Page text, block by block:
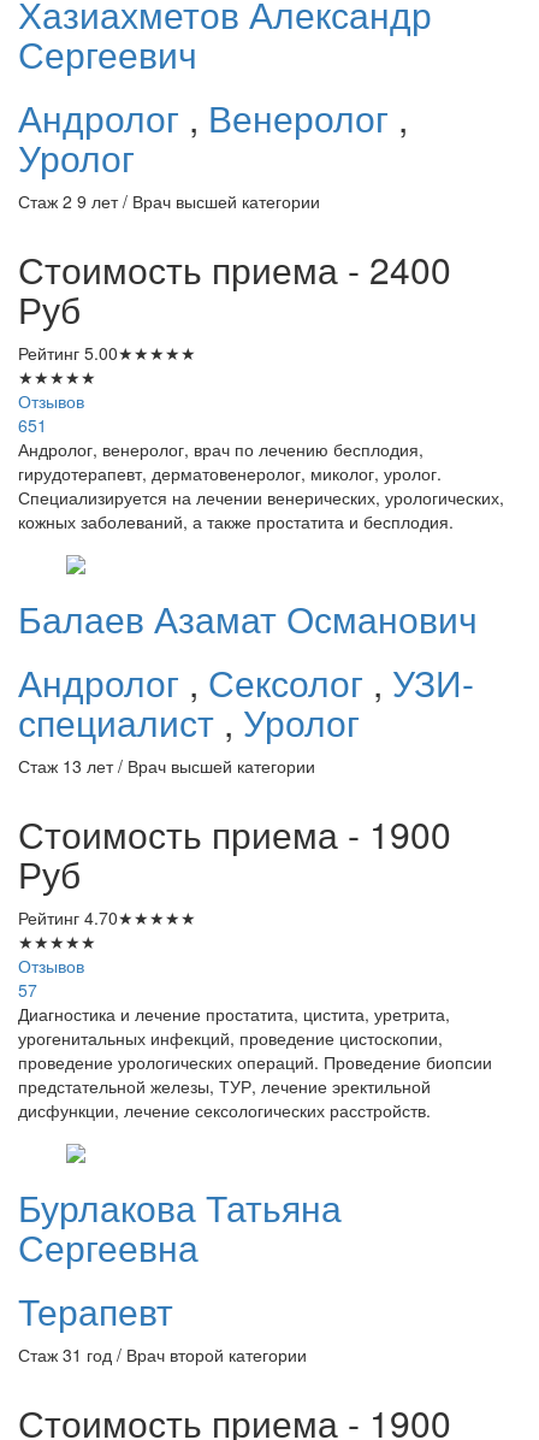
Хазиахметов Александр
Сергеевич
Андролог , Венеролог ,
Уролог
Стаж 2 9 лет / Врач высшей категории
Стоимость приема - 2400
Руб
Рейтинг 5.00★★★★★
★★★★★
Отзывов
651
Андролог, венеролог, врач по лечению бесплодия,
гирудотерапевт, дерматовенеролог, миколог, уролог.
Специализируется на лечении венерических, урологических,
кожных заболеваний, а также простатита и бесплодия.
Балаев Азамат Османович
Андролог , Сексолог , УЗИ-
специалист , Уролог
Стаж 13 лет / Врач высшей категории
Стоимость приема - 1900
Руб
Рейтинг 4.70★★★★★
★★★★★
Отзывов
57
Диагностика и лечение простатита, цистита, уретрита,
урогенитальных инфекций, проведение цистоскопии,
проведение урологических операций. Проведение биопсии
предстательной железы, ТУР, лечение эректильной
дисфункции, лечение сексологических расстройств.
БурлаковаТатьяна
Сергеевна
Терапевт
Стаж 31 год / Врач второй категории
Стоимость приема - 1900